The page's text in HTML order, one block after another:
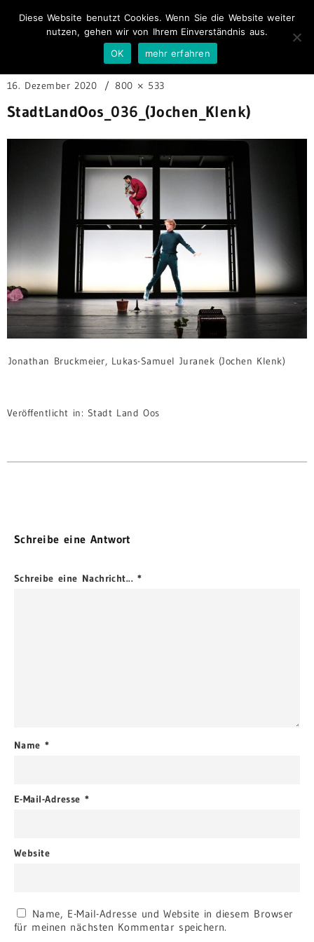
16. Dezember 2020 800 × 533
StadtLandOos_036_(Jochen_Klenk)
Jonathan Bruckmeier, Lukas-Samuel Juranek (Jochen Klenk)
Veröffentlicht in: Stadt Land Oos
Schreibe eine Antwort
Schreibe eine Nachricht...*
Name *
E-Mail-Adresse *
Website
Name, E-Mail-Adresse und Website in diesem Browser
für meinen nächsten Kommentar speichern.
Diese Website benutzt Cookies. Wenn Sie die Website weiter
nutzen, gehen wir von Ihrem Einverständnis aus.
OK
mehr erfahren